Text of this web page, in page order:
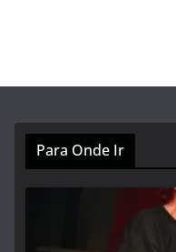
Para Onde Ir